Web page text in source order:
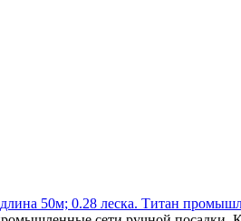
50м; 0.28 леска. Титан